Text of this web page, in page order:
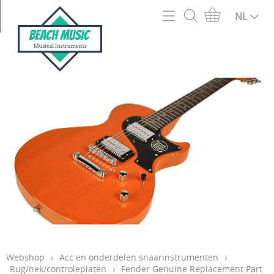
Webshop
2e hands en outlet
Acc en onderdelen snaarinstrumenten
Akoestische Gitaren
Blaasinstrumenten
Bladmuziek en muziekboeken
Cadeaubon
Mijn account
Openingsuren
Verzendingen
NL
Webshop › Acc en onderdelen snaarinstrumenten
›
Rug/nek/controleplaten
› Fender Genuine Replacement Part